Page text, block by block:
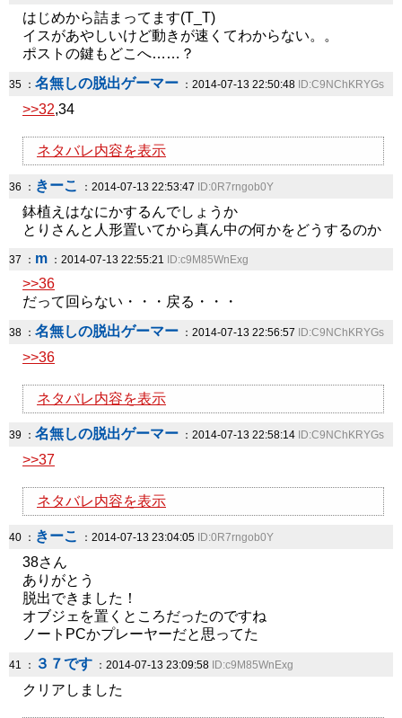
はじめから詰まってます(T_T)
イスがあやしいけど動きが速くてわからない。。
ポストの鍵もどこへ……？
35 ： 名無しの脱出ゲーマー ：2014-07-13 22:50:48 ID:C9NChKRYGs
>>32,34
ネタバレ内容を表示
36 ： きーこ ：2014-07-13 22:53:47 ID:0R7rngob0Y
鉢植えはなにかするんでしょうか
とりさんと人形置いてから真ん中の何かをどうするのか
37 ： m ：2014-07-13 22:55:21 ID:c9M85WnExg
>>36
だって回らない・・・戻る・・・
38 ： 名無しの脱出ゲーマー ：2014-07-13 22:56:57 ID:C9NChKRYGs
>>36
ネタバレ内容を表示
39 ： 名無しの脱出ゲーマー ：2014-07-13 22:58:14 ID:C9NChKRYGs
>>37
ネタバレ内容を表示
40 ： きーこ ：2014-07-13 23:04:05 ID:0R7rngob0Y
38さん
ありがとう
脱出できました！
オブジェを置くところだったのですね
ノートPCかプレーヤーだと思ってた
41 ： ３７です ：2014-07-13 23:09:58 ID:c9M85WnExg
クリアしました